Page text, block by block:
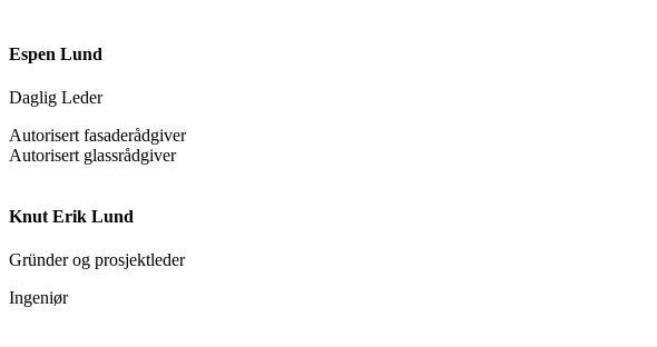
Espen Lund
Daglig Leder
Autorisert fasaderådgiver
Autorisert glassrådgiver
Knut Erik Lund
Gründer og prosjektleder
Ingeniør